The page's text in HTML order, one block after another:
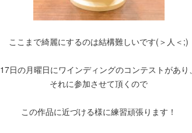
ここまで綺麗にするのは結構難しいです(＞人＜;)
17日の月曜日にワインディングのコンテストがあり、
それに参加させて頂くので
この作品に近づける様に練習頑張ります！